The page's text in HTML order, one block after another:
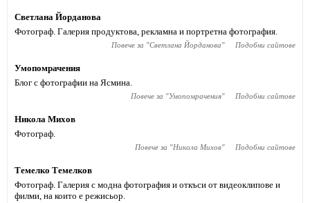
Светлана Йорданова
Фотограф. Галерия продуктова, рекламна и портретна фотография.
Повече за "Светлана Йорданова" Подобни сайтове
Умопомрачения
Блог с фотографии на Ясмина.
Повече за "Умопомрачения" Подобни сайтове
Никола Михов
Фотограф.
Повече за "Никола Михов" Подобни сайтове
Темелко Темелков
Фотограф. Галерия с модна фотография и откъси от видеоклипове и
филми, на които е режисьор.